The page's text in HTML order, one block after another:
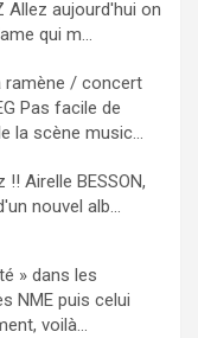
Allez aujourd'hui on
qui m...
ramène / concert
Pas facile de
la scène music...
!! Airelle BESSON,
nouvel alb...
» dans les
NME puis celui
voilà...